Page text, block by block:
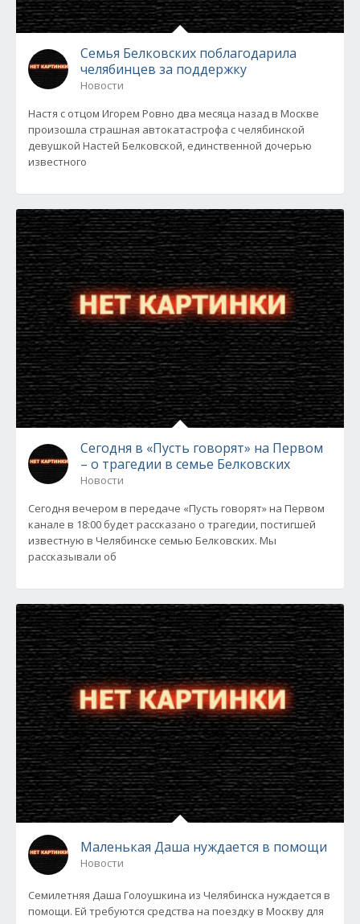
Семья Белковских поблагодарила
челябинцев за поддержку
Новости
Настя с отцом Игорем Ровно два месяца назад в Москве
произошла страшная автокатастрофа с челябинской
девушкой Настей Белковской, единственной дочерью
известного
Сегодня в «Пусть говорят» на Первом
– о трагедии в семье Белковских
Новости
Сегодня вечером в передаче «Пусть говорят» на Первом
канале в 18:00 будет рассказано о трагедии, постигшей
известную в Челябинске семью Белковских. Мы
рассказывали об
Маленькая Даша нуждается в помощи
Новости
Семилетняя Даша Голоушкина из Челябинска нуждается в
помощи. Ей требуются средства на поездку в Москву для